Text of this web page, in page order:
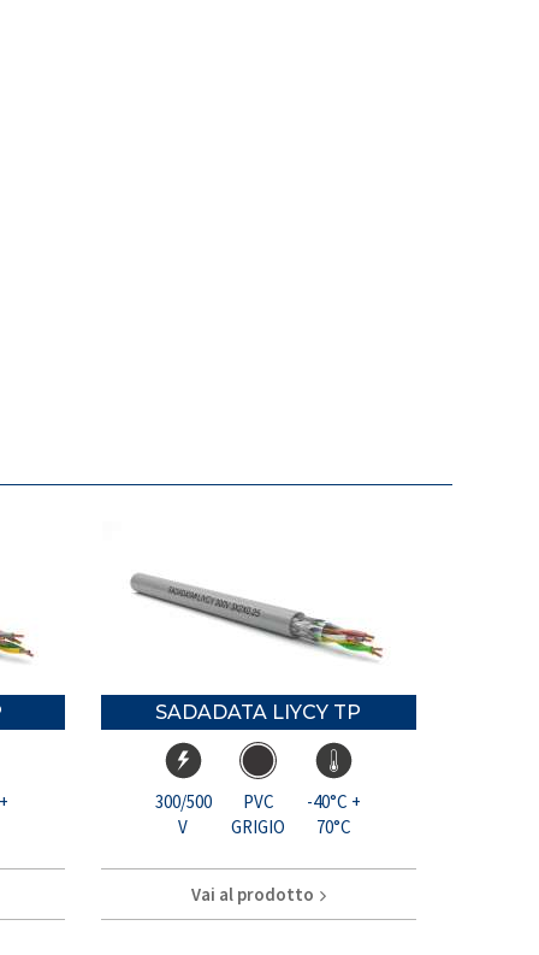
SADADATA LIYCY TP
300/500
V
PVC
GRIGIO
-40°C +
70°C
Vai al prodotto